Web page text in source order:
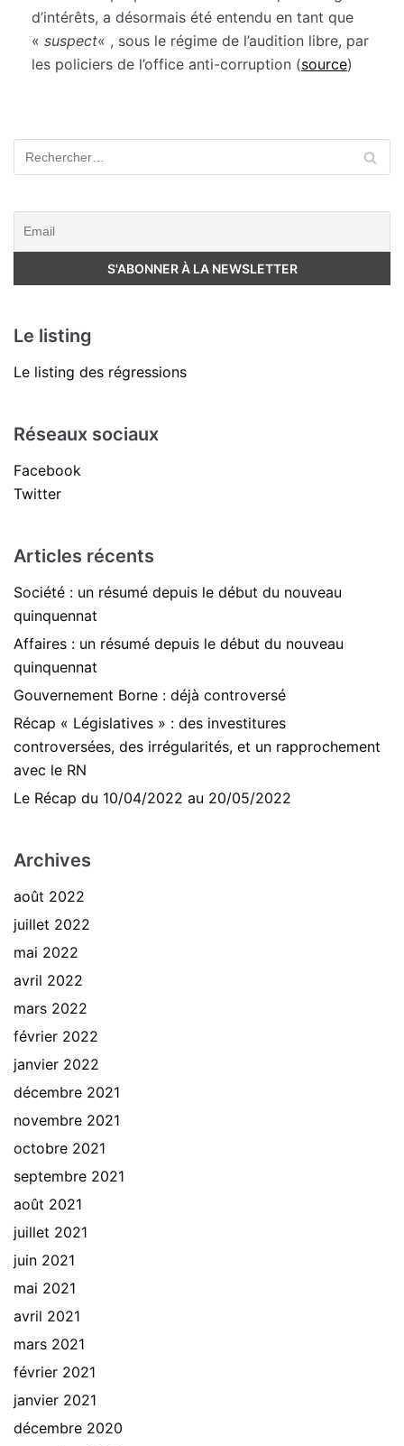
d’intérêts, a désormais été entendu en tant que
« suspect« , sous le régime de l’audition libre, par
les policiers de l’office anti-corruption (source)
Le listing
Le listing des régressions
Réseaux sociaux
Facebook
Twitter
Articles récents
Société : un résumé depuis le début du nouveau
quinquennat
Affaires : un résumé depuis le début du nouveau
quinquennat
Gouvernement Borne : déjà controversé
Récap « Législatives » : des investitures
controversées, des irrégularités, et un rapprochement
avec le RN
Le Récap du 10/04/2022 au 20/05/2022
Archives
août 2022
juillet 2022
mai 2022
avril 2022
mars 2022
février 2022
janvier 2022
décembre 2021
novembre 2021
octobre 2021
septembre 2021
août 2021
juillet 2021
juin 2021
mai 2021
avril 2021
mars 2021
février 2021
janvier 2021
décembre 2020